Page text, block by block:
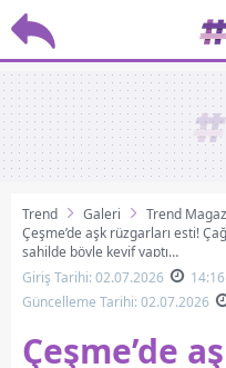
Trend Galeri
Trend
Çeşme’de aşk rüzgarları esti!
sahilde böyle keyif yaptı…
Giriş Tarihi: 02.07.2026
14:16
Güncelleme Tarihi: 02.07.2026
Çeşme’de